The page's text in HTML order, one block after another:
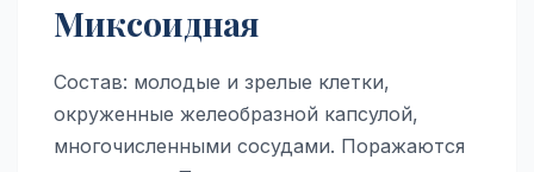
Миксоидная
Состав: молодые и зрелые клетки,
окруженные желеобразной капсулой,
многочисленными сосудами. Поражаются